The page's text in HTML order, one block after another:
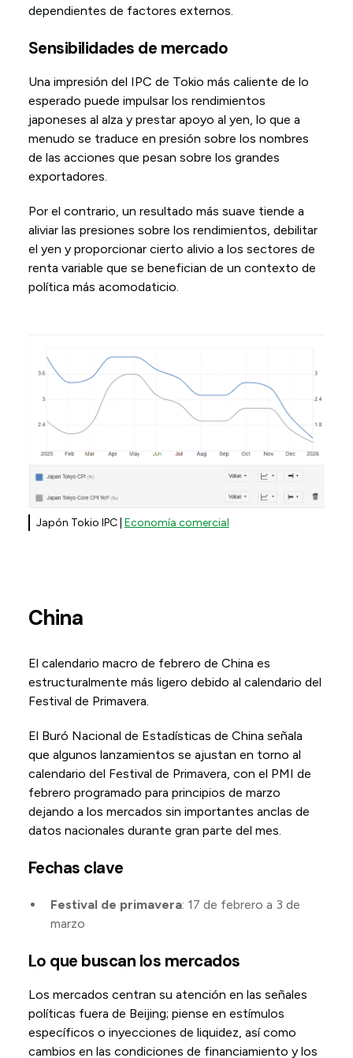
dependientes de factores externos.
Sensibilidades de mercado
Una impresión del IPC de Tokio más caliente de lo
esperado puede impulsar los rendimientos
japoneses al alza y prestar apoyo al yen, lo que a
menudo se traduce en presión sobre los nombres
de las acciones que pesan sobre los grandes
exportadores.
Por el contrario, un resultado más suave tiende a
aliviar las presiones sobre los rendimientos, debilitar
el yen y proporcionar cierto alivio a los sectores de
renta variable que se benefician de un contexto de
política más acomodaticio.
Japón Tokio IPC | Economía comercial
China
El calendario macro de febrero de China es
estructuralmente más ligero debido al calendario del
Festival de Primavera.
El Buró Nacional de Estadísticas de China señala
que algunos lanzamientos se ajustan en torno al
calendario del Festival de Primavera, con el PMI de
febrero programado para principios de marzo
dejando a los mercados sin importantes anclas de
datos nacionales durante gran parte del mes.
Fechas clave
Festival de primavera: 17 de febrero a 3 de
marzo
Lo que buscan los mercados
Los mercados centran su atención en las señales
políticas fuera de Beijing; piense en estímulos
específicos o inyecciones de liquidez, así como
cambios en las condiciones de financiamiento y los